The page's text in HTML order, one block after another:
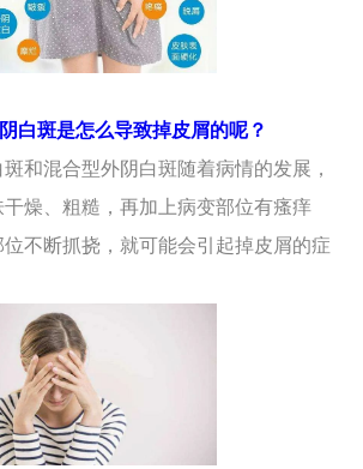
白斑是怎么导致掉皮屑的呢？
混合型外阴白斑随着病情的发展，
燥、粗糙，再加上病变部位有瘙痒
不断抓挠，就可能会引起掉皮屑的症